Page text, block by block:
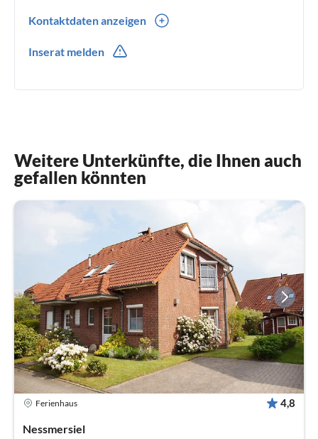
Kontaktdaten anzeigen
Inserat melden
Weitere Unterkünfte, die Ihnen auch
gefallen könnten
Ferienhaus 4,8
Nessmersiel